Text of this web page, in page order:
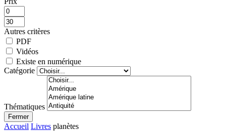
Autres critères
PDF
Vidéos
Existe en numérique
Catégorie
Thématiques
Fermer
Accueil Livres planètes